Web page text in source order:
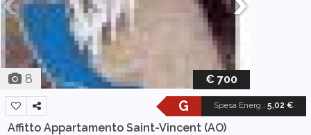
8 € 700
Spesa Energ.: 5,02 €
G
Affitto Appartamento Saint-Vincent (AO)